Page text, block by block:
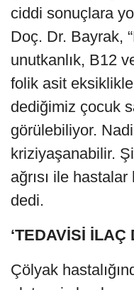
ciddi sonuçlara
Doç. Dr. Bayrak,
unutkanlık, B12
folik asit
dediğimiz çocuk
görülebiliyor.
kriziyaşanabilir.
ağrısı ile
dedi.
‘TEDAVİSİ İLAÇ
Çölyak